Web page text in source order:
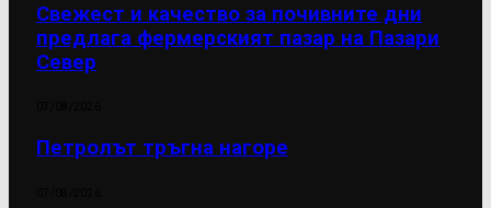
Свежест и качество за почивните дни
предлага фермерският пазар на Пазари
Север
Петролът тръгна нагоре